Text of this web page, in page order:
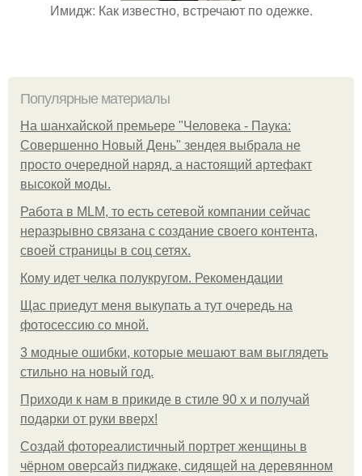
Имидж: Как известно, встречают по одежке.
Популярные материалы
На шанхайской премьере "Человека - Паука:
Совершенно Новый День" зендея выбрала не
просто очередной наряд, а настоящий артефакт
высокой моды.
Работа в MLM, то есть сетевой компании сейчас
неразрывно связана с создание своего контента,
своей страницы в соц сетях.
Кому идет челка полукругом. Рекомендации
Щас приедут меня выкупать а тут очередь на
фотосессию со мной.
3 модные ошибки, которые мешают вам выглядеть
стильно на новый год.
Приходи к нам в прикиде в стиле 90 х и получай
подарки от руки вверх!
Создай фотореалистичный портрет женщины в
чёрном оверсайз пиджаке, сидящей на деревянном